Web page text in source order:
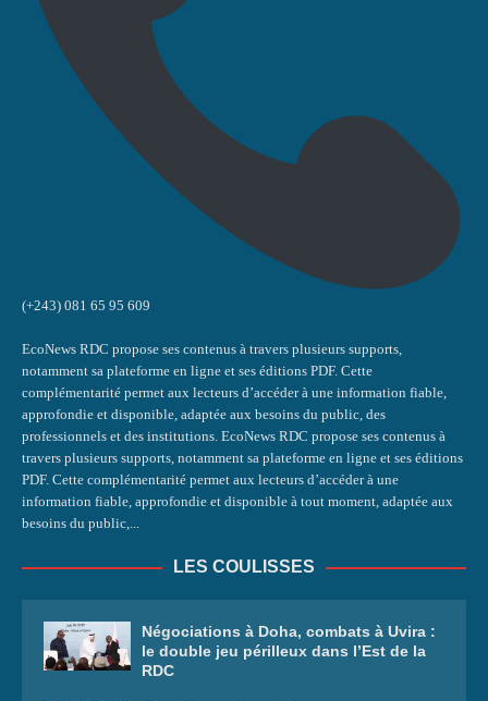
(+243) 081 65 95 609
EcoNews RDC propose ses contenus à travers plusieurs supports,
notamment sa plateforme en ligne et ses éditions PDF. Cette
complémentarité permet aux lecteurs d’accéder à une information fiable,
approfondie et disponible, adaptée aux besoins du public, des
professionnels et des institutions. EcoNews RDC propose ses contenus à
travers plusieurs supports, notamment sa plateforme en ligne et ses éditions
PDF. Cette complémentarité permet aux lecteurs d’accéder à une
information fiable, approfondie et disponible à tout moment, adaptée aux
besoins du public,...
LES COULISSES
Négociations à Doha, combats à Uvira :
le double jeu périlleux dans l’Est de la
RDC